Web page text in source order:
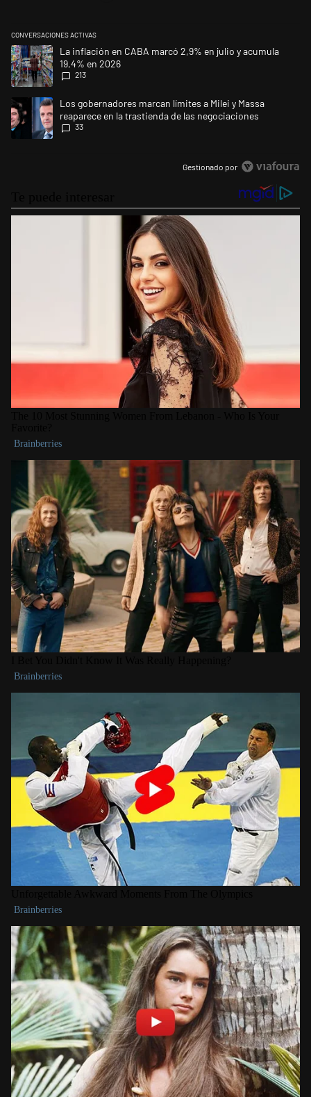
CONVERSACIONES ACTIVAS
Este listado muestra los artículos con más comentarios en los últimos
Un artículo de tendencia con el título "La inflación en CABA marcó
La inflación en CABA marcó 2,9% en julio y acumula
19,4% en 2026
213
Un artículo de tendencia con el título "Los gobernadores marcan
Los gobernadores marcan límites a Milei y Massa
reaparece en la trastienda de las negociaciones
33
Gestionado por